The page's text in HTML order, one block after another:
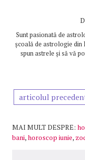
Sunt pasionată de
școală de astrologie din
spun astrele și să vă
articolul
MAI MULT DESPRE:
bani,horoscop iunie,